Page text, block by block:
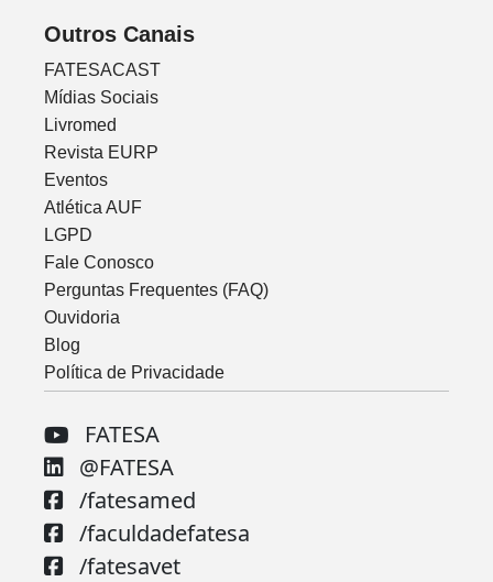
Outros Canais
FATESACAST
Mídias Sociais
Livromed
Revista EURP
Eventos
Atlética AUF
LGPD
Fale Conosco
Perguntas Frequentes (FAQ)
Ouvidoria
Blog
Política de Privacidade
FATESA
@FATESA
/fatesamed
/faculdadefatesa
/fatesavet